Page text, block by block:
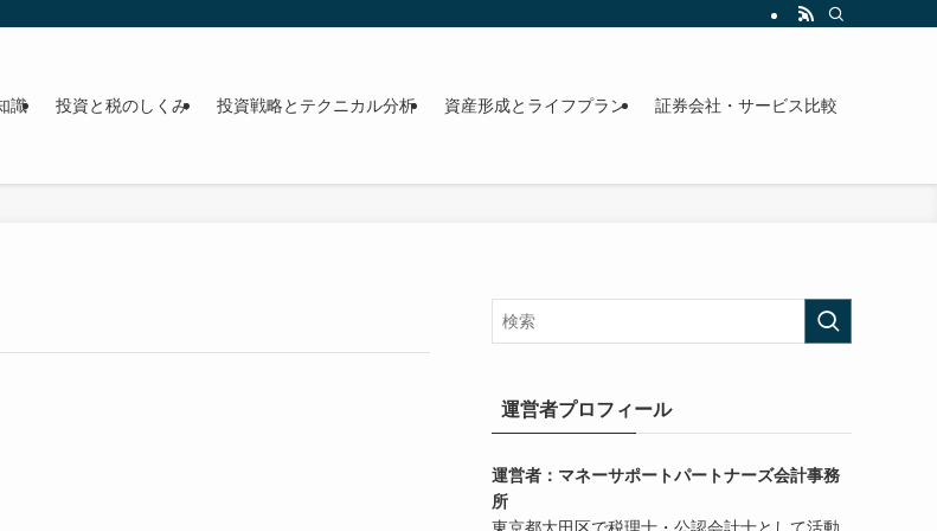
識 投資と税のしくみ 投資戦略とテクニカル分析 資産形成とライフプラン 証券会社・サービス比較
運営者プロフィール
運営者：マネーサポートパートナーズ会計事務
所